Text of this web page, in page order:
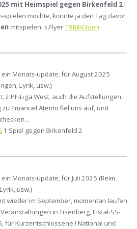
mit Heimspiel gegen Birkenfeld 2!
spielen möchte, könnte ja den Tag davor
mitspielen, s.Flyer 19BibOpen
ein Monats-update, für August 2025
Lyrik, usw.)
2.PF-Liga West, auch die Aufstellungen,
Emanuel Atento fiel uns auf, und
1.Spiel gegen Birkenfeld 2
ein Monats-update, für Juli 2025 (Reim,
usw.)
wieder im September, momentan laufen
in Eisenberg, Eistal-SS-
für Kurzentschlossene ! National und